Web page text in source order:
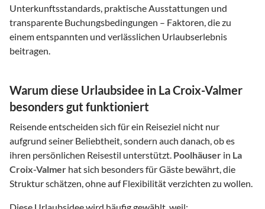
Unterkunftsstandards, praktische Ausstattungen und
transparente Buchungsbedingungen – Faktoren, die zu
einem entspannten und verlässlichen Urlaubserlebnis
beitragen.
Warum diese Urlaubsidee in La Croix-Valmer
besonders gut funktioniert
Reisende entscheiden sich für ein Reiseziel nicht nur
aufgrund seiner Beliebtheit, sondern auch danach, ob es
ihren persönlichen Reisestil unterstützt. Poolhäuser in La
Croix-Valmer hat sich besonders für Gäste bewährt, die
Struktur schätzen, ohne auf Flexibilität verzichten zu wollen.
Diese Urlaubsidee wird häufig gewählt, weil: